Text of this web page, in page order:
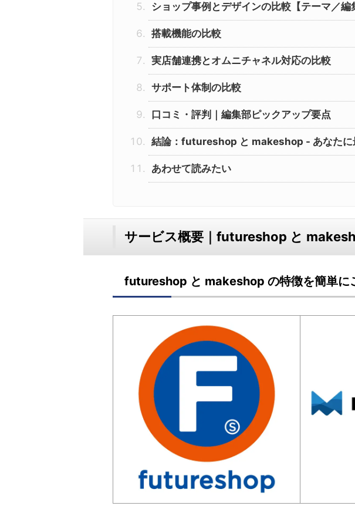
ショップ事例とデザインの比較【テーマ／編
搭載機能の比較
実店舗連携とオムニチャネル対応の比較
サポート体制の比較
口コミ・評判｜編集部ピックアップ要点
結論：futureshop と makeshop - あなたに
あわせて読みたい
サービス概要｜futureshop と
futureshop と makeshop の特徴を簡単に